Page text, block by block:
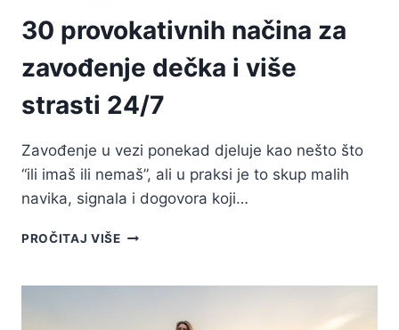
30 provokativnih načina za
zavođenje dečka i više
strasti 24/7
Zavođenje u vezi ponekad djeluje kao nešto što
“ili imaš ili nemaš”, ali u praksi je to skup malih
navika, signala i dogovora koji…
PROČITAJ VIŠE30
ZA